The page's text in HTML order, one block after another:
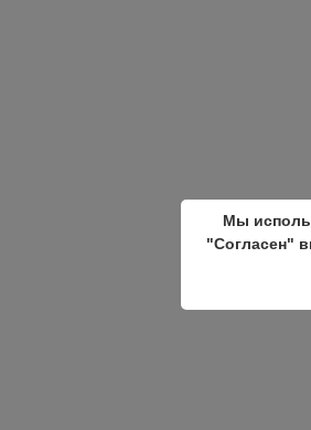
Мы
"Согласен"